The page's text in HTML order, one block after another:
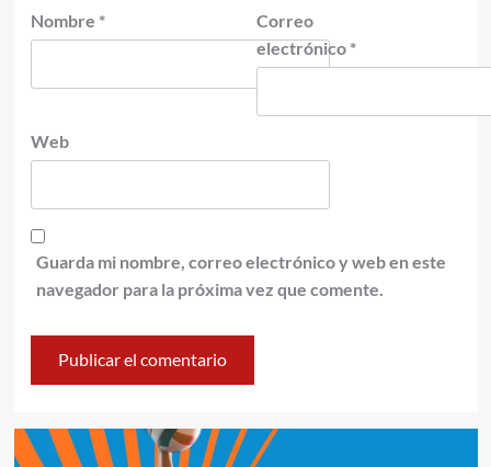
Nombre *
Correo
electrónico *
Web
Guarda mi nombre, correo electrónico y web en este
navegador para la próxima vez que comente.